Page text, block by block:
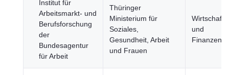
Institut für
Arbeitsmarkt- und
Berufsforschung
der
Bundesagentur
für Arbeit
Thüringer
Ministerium für
Soziales,
Gesundheit, Arbeit
und Frauen
Wirtschaft
und
Finanzen